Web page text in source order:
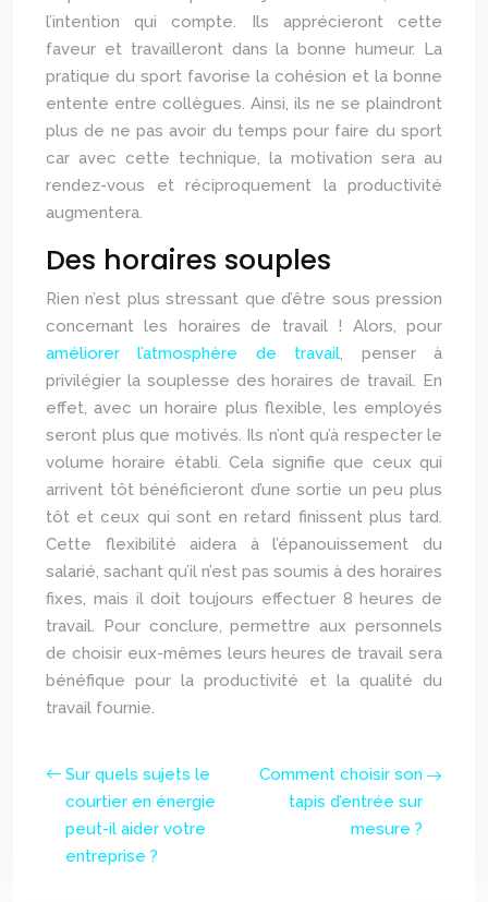
l’intention qui compte. Ils apprécieront cette
faveur et travailleront dans la bonne humeur. La
pratique du sport favorise la cohésion et la bonne
entente entre collègues. Ainsi, ils ne se plaindront
plus de ne pas avoir du temps pour faire du sport
car avec cette technique, la motivation sera au
rendez-vous et réciproquement la productivité
augmentera.
Des horaires souples
Rien n’est plus stressant que d’être sous pression
concernant les horaires de travail ! Alors, pour
améliorer l’atmosphère de travail, penser à
privilégier la souplesse des horaires de travail. En
effet, avec un horaire plus flexible, les employés
seront plus que motivés. Ils n’ont qu’à respecter le
volume horaire établi. Cela signifie que ceux qui
arrivent tôt bénéficieront d’une sortie un peu plus
tôt et ceux qui sont en retard finissent plus tard.
Cette flexibilité aidera à l’épanouissement du
salarié, sachant qu’il n’est pas soumis à des horaires
fixes, mais il doit toujours effectuer 8 heures de
travail. Pour conclure, permettre aux personnels
de choisir eux-mêmes leurs heures de travail sera
bénéfique pour la productivité et la qualité du
travail fournie.
Sur quels sujets le
courtier en énergie
peut-il aider votre
entreprise ?
Comment choisir son
tapis d’entrée sur
mesure ?